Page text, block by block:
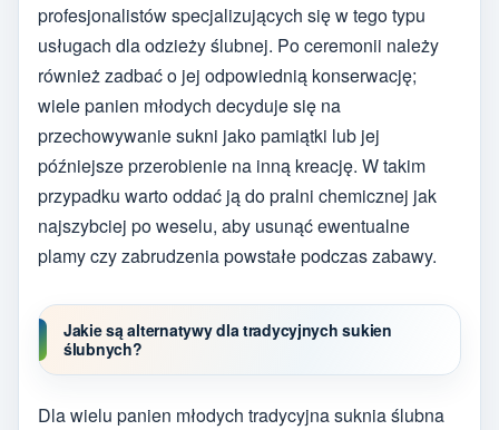
profesjonalistów specjalizujących się w tego typu
usługach dla odzieży ślubnej. Po ceremonii należy
również zadbać o jej odpowiednią konserwację;
wiele panien młodych decyduje się na
przechowywanie sukni jako pamiątki lub jej
późniejsze przerobienie na inną kreację. W takim
przypadku warto oddać ją do pralni chemicznej jak
najszybciej po weselu, aby usunąć ewentualne
plamy czy zabrudzenia powstałe podczas zabawy.
Jakie są alternatywy dla tradycyjnych sukien
ślubnych?
Dla wielu panien młodych tradycyjna suknia ślubna